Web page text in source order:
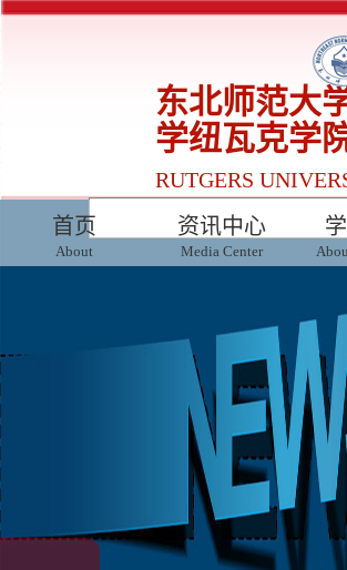
东北师范大
学纽瓦克学
RUTGERS
INSTITUTE AT
首页
About
资讯中心
Media Center